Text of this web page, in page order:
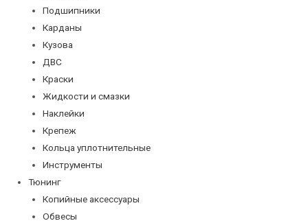
Подшипники
Карданы
Кузова
ДВС
Краски
Жидкости и смазки
Наклейки
Крепеж
Кольца уплотнительные
Инструменты
Тюнинг
Копийные аксессуары
Обвесы